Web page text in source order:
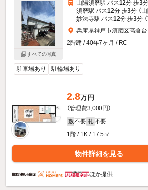
すべての写真
山陽須磨駅 バス12分 歩3
須磨駅 バス12分 歩3分 （山
妙法寺駅 バス12分 歩3分
兵庫県神戸市須磨区高倉台
2階建 / 40年7ヶ月 / RC
駐車場あり 駐輪場あり
2.8万円
（管理費3,000円）
敷 不要 礼 不要
1階 / 1K / 17.5㎡
物件詳細を見る
ほか提供